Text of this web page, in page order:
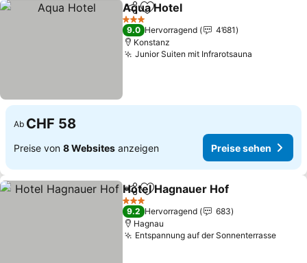
TeilenZu Favoriten hinzufügen
Aqua Hotel
3 Sterne
9.0 Hervorragend
4’681
Konstanz
Junior Suiten mit Infrarotsauna
Ab CHF 58
Preise von 8 Websites anzeigen Preise sehen
TeilenZu Favoriten hinzufügen
Hotel Hagnauer Hof
3 Sterne
9.2 Hervorragend
683
Hagnau
Entspannung auf der Sonnenterrasse